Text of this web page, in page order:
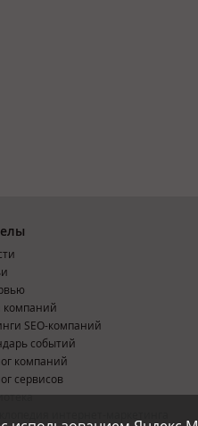
компаний
SEO-компаний
событий
компаний
сервисов